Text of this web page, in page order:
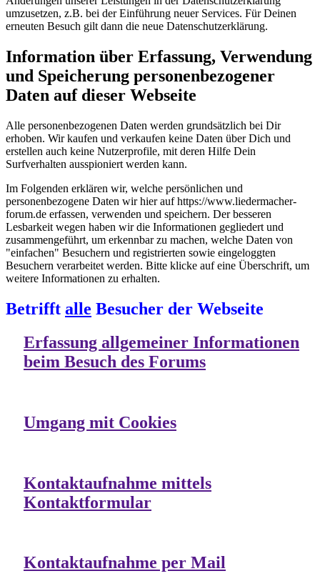
umzusetzen, z.B. bei der Einführung neuer Services. Für Deinen
erneuten Besuch gilt dann die neue Datenschutzerklärung.
Information über Erfassung, Verwendung
und Speicherung personenbezogener
Daten auf dieser Webseite
Alle personenbezogenen Daten werden grundsätzlich bei Dir
erhoben. Wir kaufen und verkaufen keine Daten über Dich und
erstellen auch keine Nutzerprofile, mit deren Hilfe Dein
Surfverhalten ausspioniert werden kann.
Im Folgenden erklären wir, welche persönlichen und
personenbezogene Daten wir hier auf https://www.liedermacher-
forum.de erfassen, verwenden und speichern. Der besseren
Lesbarkeit wegen haben wir die Informationen gegliedert und
zusammengeführt, um erkennbar zu machen, welche Daten von
"einfachen" Besuchern und registrierten sowie eingeloggten
Besuchern verarbeitet werden. Bitte klicke auf eine Überschrift, um
weitere Informationen zu erhalten.
Betrifft alle Besucher der Webseite
Erfassung allgemeiner Informationen
beim Besuch des Forums
Umgang mit Cookies
Kontaktaufnahme mittels
Kontaktformular
Kontaktaufnahme per Mail